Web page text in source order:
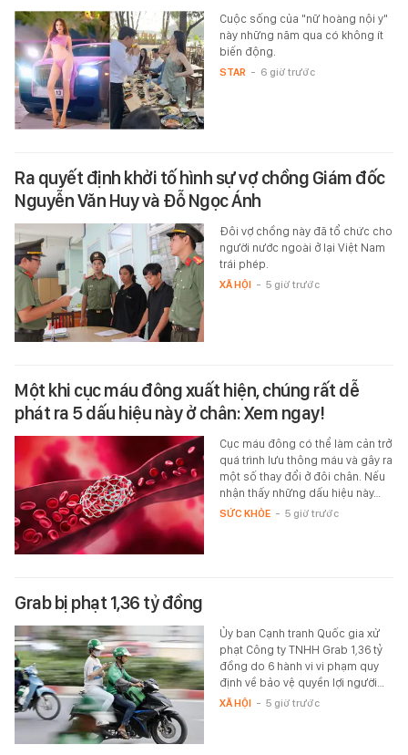
Cuộc sống của "nữ hoàng nội y"
này những năm qua có không ít
biến động.
STAR - 6 giờ trước
Ra quyết định khởi tố hình sự vợ chồng Giám đốc
Nguyễn Văn Huy và Đỗ Ngọc Ánh
Đôi vợ chồng này đã tổ chức cho
người nước ngoài ở lại Việt Nam
trái phép.
XÃ HỘI - 5 giờ trước
Một khi cục máu đông xuất hiện, chúng rất dễ
phát ra 5 dấu hiệu này ở chân: Xem ngay!
Cục máu đông có thể làm cản trở
quá trình lưu thông máu và gây ra
một số thay đổi ở đôi chân. Nếu
nhận thấy những dấu hiệu này…
SỨC KHỎE - 5 giờ trước
Grab bị phạt 1,36 tỷ đồng
Ủy ban Cạnh tranh Quốc gia xử
phạt Công ty TNHH Grab 1,36 tỷ
đồng do 6 hành vi vi phạm quy
định về bảo vệ quyền lợi người…
XÃ HỘI - 5 giờ trước